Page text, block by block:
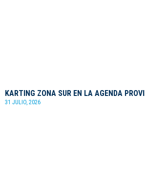
KARTING ZONA SUR EN LA AGENDA
31 JULIO, 2026